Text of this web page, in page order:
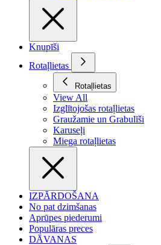
Knupīši
Rotaļlietas
Rotaļlietas
View All
Izglītojošas rotaļlietas
Graužamie un Grabulīši
Karuseļi
Miega rotaļlietas
IZPĀRDOŠANA
No pat dzimšanas
Aprūpes piederumi
Populāras preces
DĀVANAS